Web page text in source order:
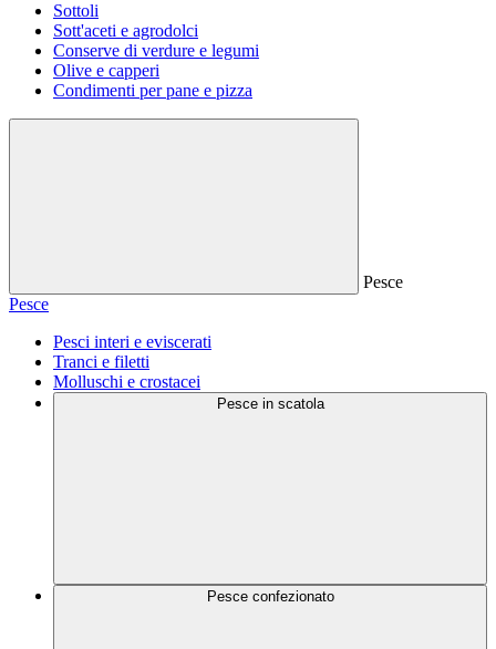
Sottoli
Sott'aceti e agrodolci
Conserve di verdure e legumi
Olive e capperi
Condimenti per pane e pizza
Pesce
Pesce
Pesci interi e eviscerati
Tranci e filetti
Molluschi e crostacei
Pesce in scatola
Pesce confezionato